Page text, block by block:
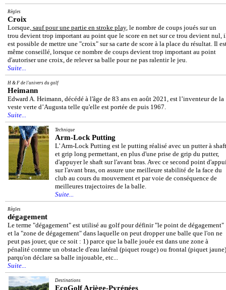
Règles
Croix
Lorsque, sauf pour une partie en stroke play, le nombre de coups joués sur un
trou devient trop important au point que le score en net sur ce trou devient nul,
est possible de mettre une "croix" sur sa carte de score à la place du résultat. Il
même conseillé, lorsque ce nombre de coups devient trop important au point
d'autoriser une croix, de relever sa balle pour ne pas ralentir le jeu.
Suite...
H & F de l'univers du golf
Heimann
Edward A. Heimann, décédé à l'âge de 83 ans en août 2021, est l’inventeur de la
veste verte d’Augusta telle qu'elle est portée de puis 1967.
Suite...
Technique
Arm-Lock Putting
L' Arm-Lock Putting est le putting réalisé avec un putter à shaft
et grip long permettant, en plus d'une prise de grip du putter,
d'appuyer le shaft sur l'avant bras. Avec ce second point
sur l'avant bras, on assure une meilleure stabilité de la face du
club au cours du mouvement et par voie de conséquence de
meilleures trajectoires de la balle.
Suite...
Règles
dégagement
Le terme "dégagement" est utilisé au golf pour définir "le point de dégagement"
et la "zone de dégagement" dans laquelle on peut dropper une balle que l'on ne
peut pas jouer, que ce soit : 1) parce que la balle jouée est dans une zone à
pénalité comme un obstacle d'eau latéral (piquet rouge) ou frontal (piquet
parqu'on déclare sa balle injouable, etc...
Suite...
Destinations
EcoGolf Ariège-Pyrénées